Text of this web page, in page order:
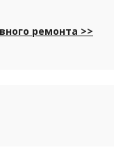
ремонта >>